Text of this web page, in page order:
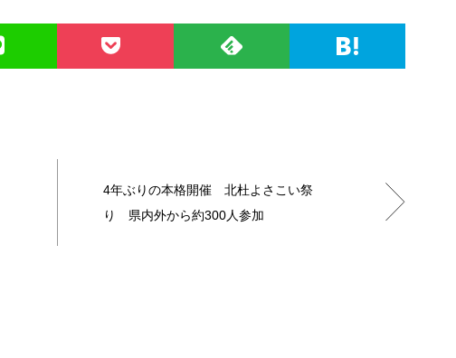
4年ぶりの本格開催 北杜よさこい祭
り 県内外から約300人参加